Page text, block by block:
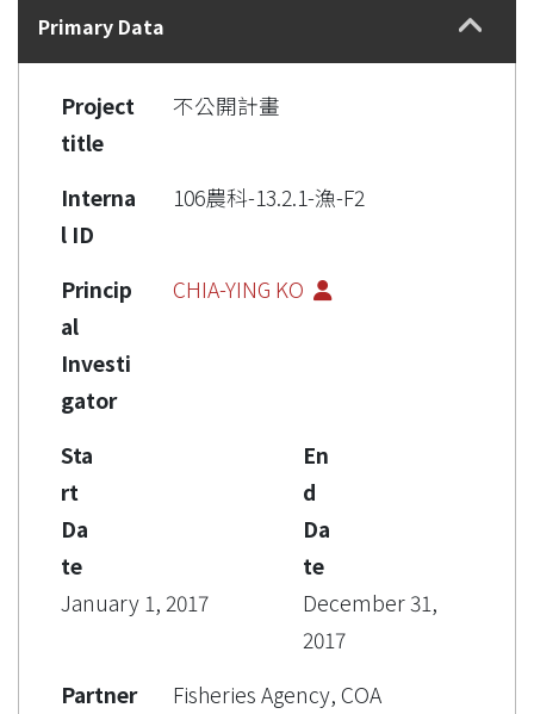
Statistics
Primary Data
Project
title
不公開計畫
Interna
l ID
106農科-13.2.1-漁-F2
Princip
al
Investi
gator
CHIA-YING KO
Sta
rt
Da
te
January 1, 2017
En
d
Da
te
December 31,
2017
Partner
Fisheries Agency, COA